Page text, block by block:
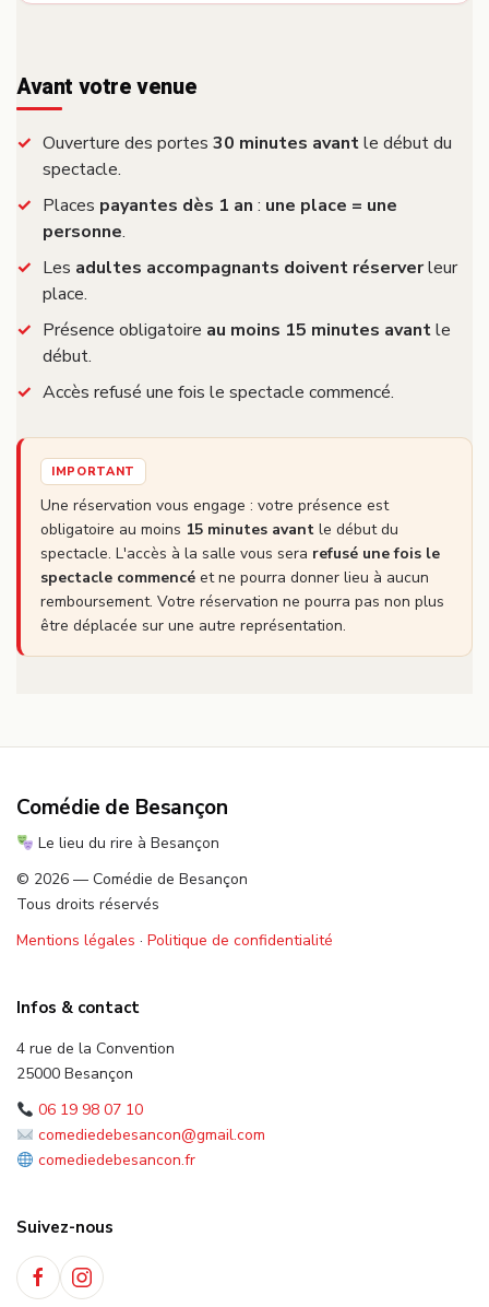
Avant votre venue
Ouverture des portes 30 minutes avantle début du
spectacle.
Places payantes dès 1 an : une place = une
personne.
Les adultes accompagnants doivent réserverleur
place.
Présence obligatoire au moins 15 minutes avantle
début.
Accès refusé une fois le spectacle commencé.
IMPORTANT
Une réservation vous engage : votre présence est
obligatoire au moins 15 minutes avant le début du
spectacle. L'accès à la salle vous sera refusé une fois le
spectacle commencé et ne pourra donner lieu à aucun
remboursement. Votre réservation ne pourra pas non plus
être déplacée sur une autre représentation.
Comédie de Besançon
Le lieu du rire à Besançon
© 2026 — Comédie de Besançon
Tous droits réservés
Mentions légales · Politique de confidentialité
Infos & contact
4 rue de la Convention
25000 Besançon
06 19 98 07 10
comediedebesancon@gmail.com
comediedebesancon.fr
Suivez-nous